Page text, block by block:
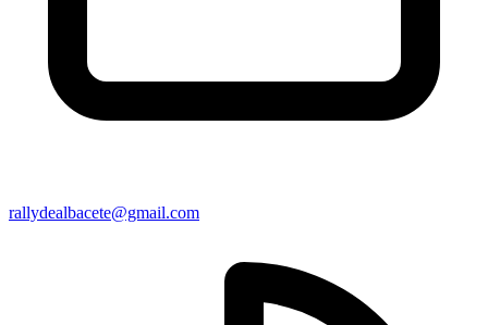
rallydealbacete@gmail.com